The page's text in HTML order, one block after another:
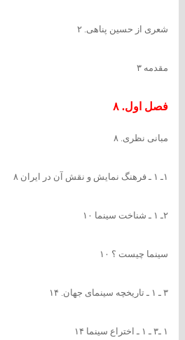
شعری از حسین پناهی. ۲
مقدمه ۳
فصل اول. ۸
مبانی نظری. ۸
۱ـ ۱ ـ فرهنگ نمایش و نقش آن در ایران ۸
۲ـ ۱ ـ شناخت سینما ۱۰
سینما چیست ؟ ۱۰
۳ ـ ۱ ـ تاریخچه سینمای جهان. ۱۴
۱ ـ۳ ـ ۱ ـ اختراع سینما ۱۴